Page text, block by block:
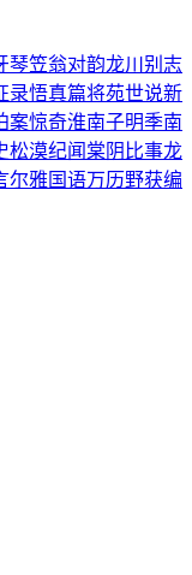
琴笠翁对韵龙川别志
录悟真篇将苑世说新
案惊奇淮南子明季南
松漠纪闻 棠阴比事龙
尔雅国语万历野获编